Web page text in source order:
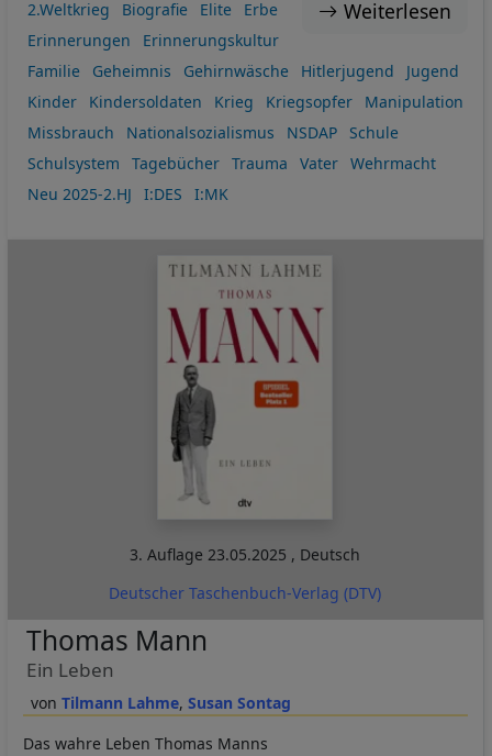
Weiterlesen
2.Weltkrieg Biografie Elite
Erbe
Erinnerungen
Erinnerungskultur
Familie
Geheimnis Gehirnwäsche Hitlerjugend
Jugend
Kinder
Kindersoldaten Krieg Kriegsopfer
Manipulation
Missbrauch
Nationalsozialismus NSDAP
Schule
Schulsystem
Tagebücher Trauma Vater
Wehrmacht
Neu 2025-2.HJ
I:DES I:MK
3. Auflage23.05.2025 , Deutsch
Deutscher Taschenbuch-Verlag (DTV)
Tilmann Lahme Susan Sontag
Thomas Mann
Ein Leben
Das wahre Leben Thomas Manns